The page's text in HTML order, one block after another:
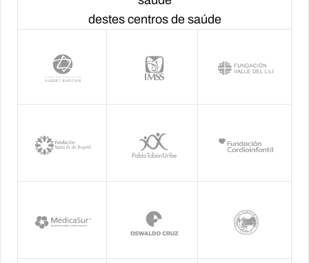
destes centros de saúde